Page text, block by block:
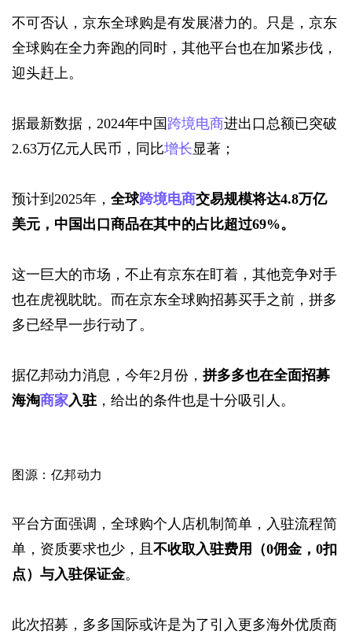
不可否认，京东全球购是有发展潜力的。只是，京东
全球购在全力奔跑的同时，其他平台也在加紧步伐，
迎头赶上。
据最新数据，2024年中国 跨境电商进出口总额已突破
2.63万亿元人民币，同比增长显著；
预计到2025年， 全球跨境电商交易规模将达4.8万亿
美元，中国出口商品在其中的占比超过69%。
这一巨大的市场，不止有京东在盯着，其他竞争对手
也在虎视眈眈。而在京东全球购招募买手之前，拼多
多已经早一步行动了。
据亿邦动力消息，今年2月份， 拼多多也在全面招募
海淘商家入驻，给出的条件也是十分吸引人。
图源：亿邦动力
平台方面强调，全球购个人店机制简单，入驻流程简
单，资质要求也少，且 不收取入驻费用（0佣金，0扣
点）与入驻保证金。
此次招募，多多国际或许是为了引入更多海外优质商